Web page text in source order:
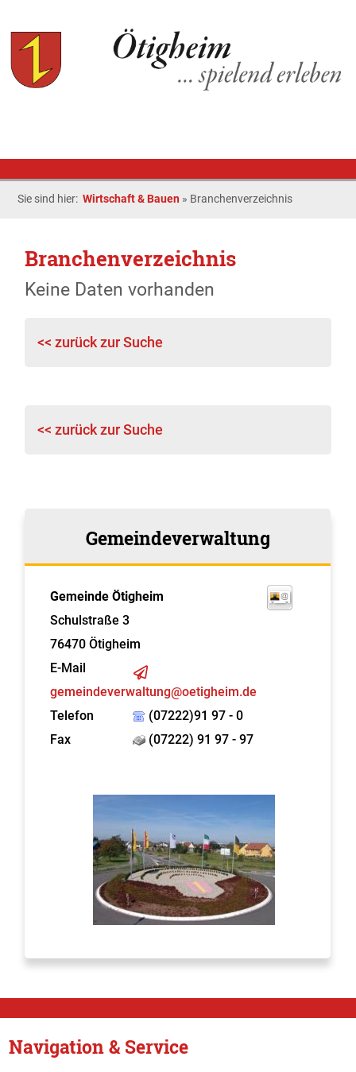
Sie sind hier:Wirtschaft & Bauen » Branchenverzeichnis
Branchenverzeichnis
Keine Daten vorhanden
<< zurück zur Suche
<< zurück zur Suche
Gemeindeverwaltung
Gemeinde Ötigheim
Schulstraße 3
76470 Ötigheim
E-Mail
gemeindeverwaltung@oetigheim.de
Telefon
(07222)91 97 - 0
Fax
(07222) 91 97 - 97
Navigation & Service